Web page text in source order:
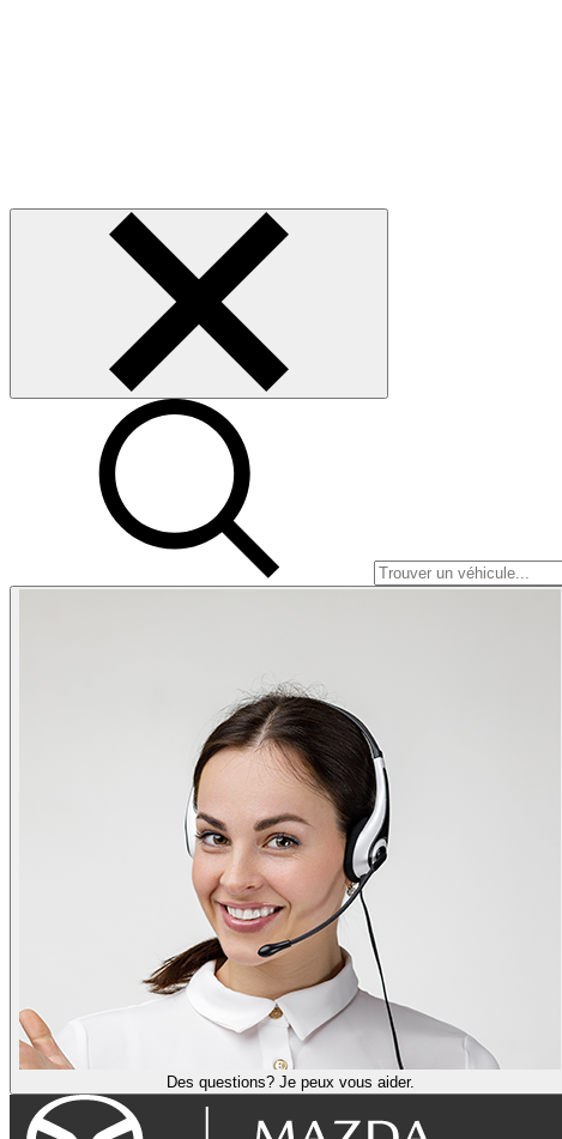
Des questions? Je peux vous aider.